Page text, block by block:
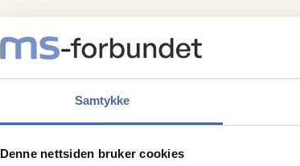
Samtykke
Denne nettsiden bruker cookies